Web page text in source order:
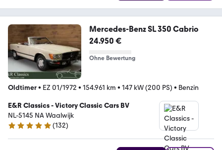
Mercedes-Benz SL 350 Cabrio
24.950 €
Ohne Bewertung
Oldtimer• EZ 01/1972 • 154.961 km • 147 kW (200 PS) • Benzin
E&R Classics - Victory Classic Cars BV
NL-5145 NA Waalwijk
5 Sterne
(132)